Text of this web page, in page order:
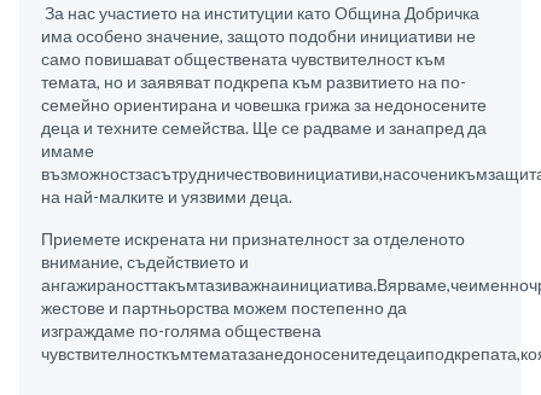
За нас участието на институции като Община Добричка
има особено значение, защото подобни инициативи не
само повишават обществената чувствителност към
темата, но и заявяват подкрепа към развитието на по-
семейно ориентирана и човешка грижа за недоносените
деца и техните семейства. Ще се радваме и занапред да
имаме
на най-малките и уязвими деца.
Приемете искрената ни признателност за отделеното
внимание, съдействието и
жестове и партньорства можем постепенно да
изграждаме по-голяма обществена